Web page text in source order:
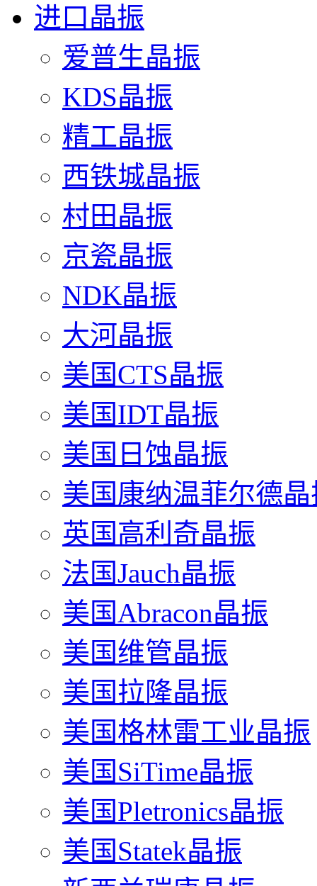
进口晶振
爱普生晶振
KDS晶振
精工晶振
西铁城晶振
村田晶振
京瓷晶振
NDK晶振
大河晶振
美国CTS晶振
美国IDT晶振
美国日蚀晶振
美国康纳温菲尔德晶
英国高利奇晶振
法国Jauch晶振
美国Abracon晶振
美国维管晶振
美国拉隆晶振
美国格林雷工业晶振
美国SiTime晶振
美国Pletronics晶振
美国Statek晶振